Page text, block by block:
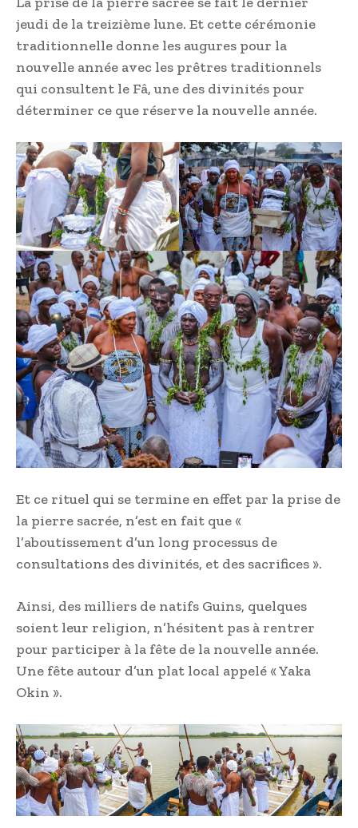
jeudi de la treizième lune. Et cette cérémonie
traditionnelle donne les augures pour la
nouvelle année avec les prêtres traditionnels
qui consultent le Fâ, une des divinités pour
déterminer ce que réserve la nouvelle année.
Et ce rituel qui se termine en effet par la prise de
la pierre sacrée, n’est en fait que «
l’aboutissement d’un long processus de
consultations des divinités, et des sacrifices ».
Ainsi, des milliers de natifs Guins, quelques
soient leur religion, n’hésitent pas à rentrer
pour participer à la fête de la nouvelle année.
Une fête autour d’un plat local appelé « Yaka
Okin ».